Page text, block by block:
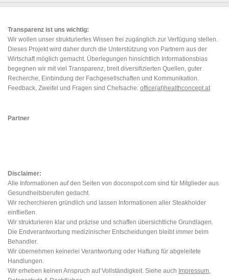
Transparenz ist uns wichtig:
Wir wollen unser strukturiertes Wissen frei zugänglich zur Verfügung stellen.
Dieses Projekt wird daher durch die Unterstützung von Partnern aus der
Wirtschaft möglich gemacht. Überlegungen hinsichtlich Informationsbias
begegnen wir mit viel Transparenz, breit diversifizierten Quellen, guter
Recherche, Einbindung der Fachgesellschaften und Kommunikation.
Feedback, Zweifel und Fragen sind Chefsache: office(at)healthconcept.at
Partner
Disclaimer:
Alle Informationen auf den Seiten von doconspot.com sind für Mitglieder aus
Gesundheitsberufen gedacht.
Wir recherchieren gründlich und lassen Informationen aller Steakholder
einfließen.
Wir strukturieren klar und präzise und schaffen übersichtliche Grundlagen.
Die Endverantwortung medizinischer Entscheidungen bleibt immer beim
Behandler.
Wir übernehmen keinerlei Verantwortung oder Haftung für abgeleitete
Handlungen.
Wir erheben keinen Anspruch auf Vollständigkeit. Siehe auch Impressum,